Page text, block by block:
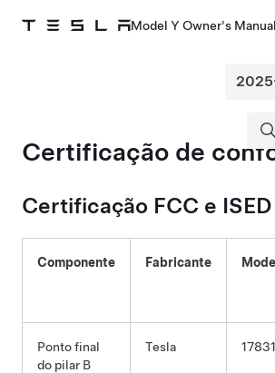
Model Y Owner's Manual
Certificação de
Certificação FCC e ISED
Componente Fabricante Model
Ponto final
do pilar B
Tesla